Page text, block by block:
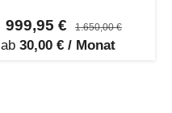
999,95 € 1.650,00 €
ab 30,00 € / Monat